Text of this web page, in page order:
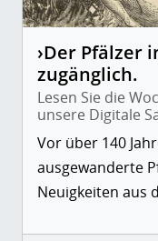
›Der Pfälzer
zugänglich.
Lesen Sie die
unsere Digitale
Vor über 140
ausgewanderte
Neuigkeiten aus